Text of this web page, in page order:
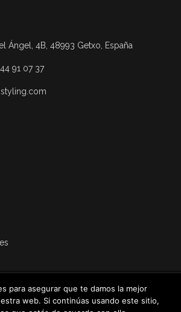
Ángel, 4B, 48993 Getxo, España
91 07 37
All Rights Reserved. Developed by
Dirk
para asegurar que te damos la mejor
web. Si continúas usando este sitio,